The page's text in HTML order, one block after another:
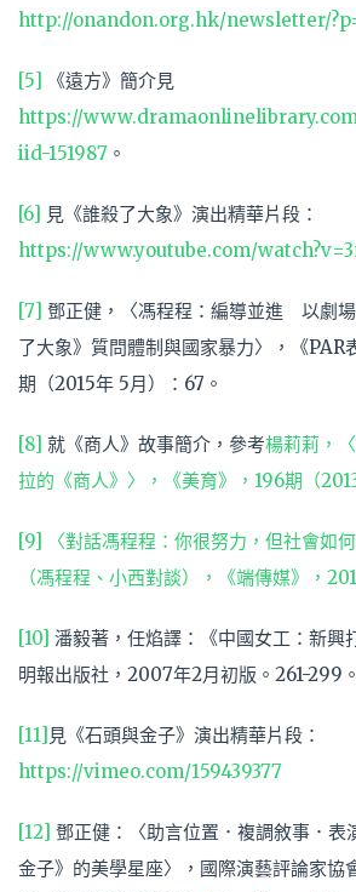
http://onandon.org.hk/newsletter/
[5]
《遠方》簡介見
https://
iid-151987 。
[6]
見《誰殺了大象》演出精華片段：
https://www.youtube.com/
[7]
鄧正健，〈馮程程：編導並進 以劇
了大象》質問體制與國家暴力〉，《PAR
期（2015年 5月）：67。
[8] 就《商人》故事簡介，參考楊莉莉，
拉的《商人》〉，《美育》，196期（
[9]
〈對話馮程程：你很努力，但社會如
（馮程程、小西對談），《端傳媒》，
[10] 潘毅著，任焰譯：《中國女工：新興
明報出版社，2007年2月初版。261-299。
[11] 見《石頭與金子》演出精華片段：
https://vimeo.com/159439377
[12] 鄧正健：〈助言位置．複調敘事．
金子》的美學星座〉，國際演藝評論家協